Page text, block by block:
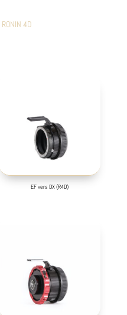
RONIN 4D
EF vers DX (R4D)